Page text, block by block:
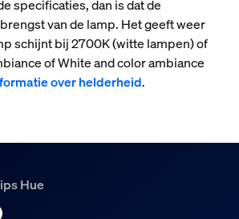
specificaties, dan is dat de
van de lamp. Het geeft weer
schijnt bij 2700K (witte lampen) of
of White and color ambiance
over helderheid.
Hue